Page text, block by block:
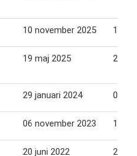
10 november 2025 16
19 maj 2025 25
29 januari 2024 04
06 november 2023 12
20 juni 2022 26